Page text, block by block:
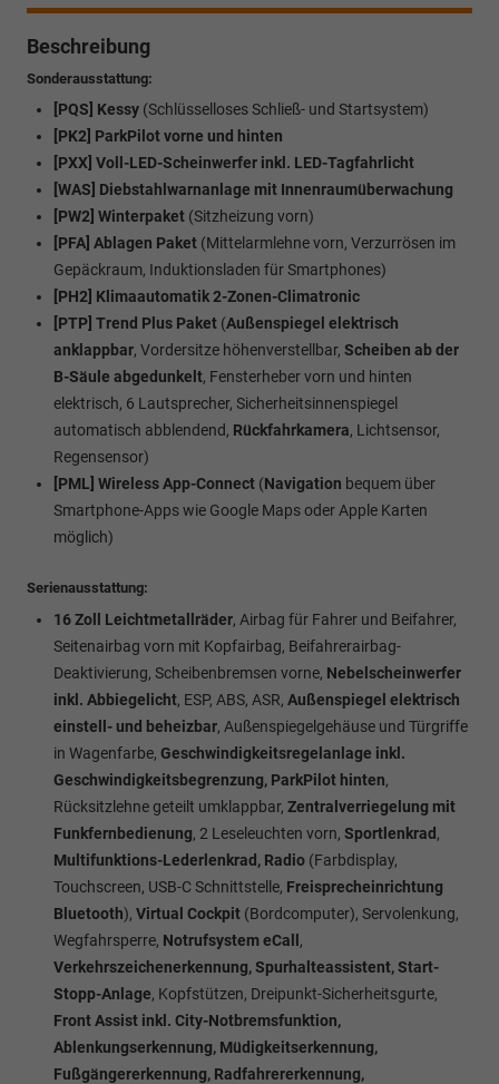
Beschreibung
Sonderausstattung:
[PQS] Kessy (Schlüsselloses Schließ- und Startsystem)
[PK2] ParkPilot vorne und hinten
[PXX] Voll-LED-Scheinwerfer inkl. LED-Tagfahrlicht
[WAS] Diebstahlwarnanlage mit Innenraumüberwachung
[PW2] Winterpaket (Sitzheizung vorn)
[PFA] Ablagen Paket (Mittelarmlehne vorn, Verzurrösen im
Gepäckraum, Induktionsladen für Smartphones)
[PH2] Klimaautomatik 2-Zonen-Climatronic
[PTP] Trend Plus Paket (Außenspiegel elektrisch
anklappbar, Vordersitze höhenverstellbar, Scheiben ab der
B-Säule abgedunkelt, Fensterheber vorn und hinten
elektrisch, 6 Lautsprecher, Sicherheitsinnenspiegel
automatisch abblendend, Rückfahrkamera, Lichtsensor,
Regensensor)
[PML] Wireless App-Connect (Navigation bequem über
Smartphone-Apps wie Google Maps oder Apple Karten
möglich)
Serienausstattung:
16 Zoll Leichtmetallräder, Airbag für Fahrer und Beifahrer,
Seitenairbag vorn mit Kopfairbag, Beifahrerairbag-
Deaktivierung, Scheibenbremsen vorne, Nebelscheinwerfer
inkl. Abbiegelicht, ESP, ABS, ASR, Außenspiegel elektrisch
einstell- und beheizbar, Außenspiegelgehäuse und Türgriffe
in Wagenfarbe, Geschwindigkeitsregelanlage inkl.
Geschwindigkeitsbegrenzung, ParkPilot hinten,
Rücksitzlehne geteilt umklappbar, Zentralverriegelung mit
Funkfernbedienung, 2 Leseleuchten vorn, Sportlenkrad ,
Multifunktions-Lederlenkrad, Radio (Farbdisplay,
Touchscreen, USB-C Schnittstelle, Freisprecheinrichtung
Bluetooth), Virtual Cockpit (Bordcomputer), Servolenkung,
Wegfahrsperre, Notrufsystem eCall ,
Verkehrszeichenerkennung, Spurhalteassistent, Start-
Stopp-Anlage, Kopfstützen, Dreipunkt-Sicherheitsgurte,
Front Assist inkl. City-Notbremsfunktion,
Ablenkungserkennung, Müdigkeitserkennung,
Fußgängererkennung, Radfahrererkennung,